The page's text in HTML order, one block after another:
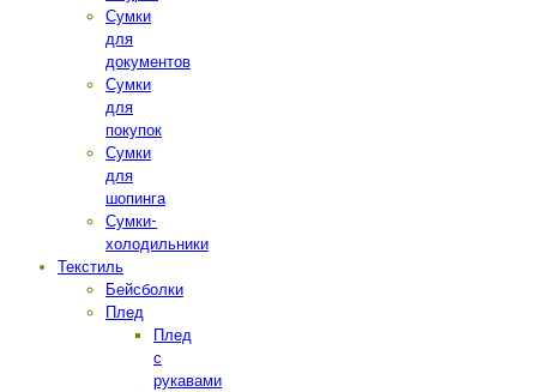
Сумки
для
документов
Сумки
для
покупок
Сумки
для
шопинга
Сумки-
холодильники
Текстиль
Бейсболки
Плед
Плед
с
рукавами